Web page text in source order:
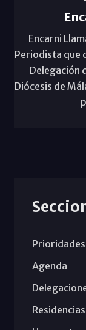
Encarni
Periodista que
Delegación
Diócesis de
Agenda